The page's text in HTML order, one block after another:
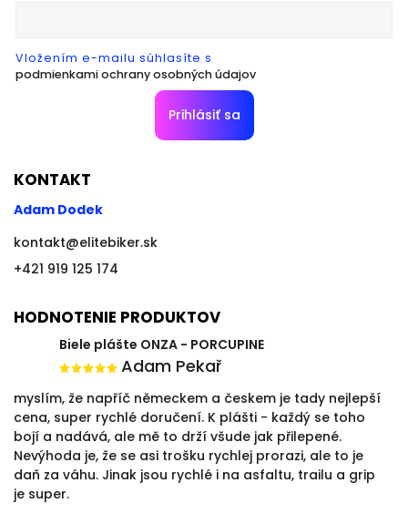
Vložením e-mailu súhlasíte s
podmienkami ochrany osobných údajov
Prihlásiť sa
KONTAKT
Adam Dodek
kontakt@elitebiker.sk
+421 919 125 174
HODNOTENIE PRODUKTOV
Biele plášte ONZA - PORCUPINE
Adam Pekař
myslím, že napříč německem a českem je tady nejlepší
cena, super rychlé doručení. K plášti - každý se toho
bojí a nadává, ale mě to drží všude jak přilepené.
Nevýhoda je, že se asi trošku rychlej prorazi, ale to je
daň za váhu. Jinak jsou rychlé i na asfaltu, trailu a grip
je super.